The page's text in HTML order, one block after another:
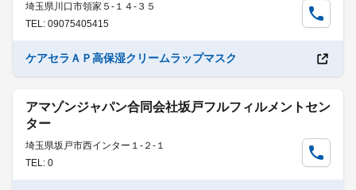
埼玉県川口市領家５-１４-３５
TEL: 09075405415
ケアセラＡＰ高保湿クリームラップマスク
アマゾンジャパン合同会社坂戸フルフィルメントセン
ター
埼玉県坂戸市西インター１-２-１
TEL: 0